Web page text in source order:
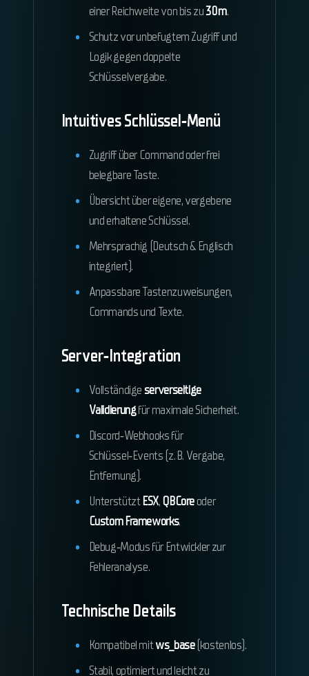
einer Reichweite von bis zu30 m.
Schutz vor unbefugtem Zugriff und
Logik gegen doppelte
Schlüsselvergabe.
Intuitives Schlüssel‑Menü
Zugriff über Command oder frei
belegbare Taste.
Übersicht über eigene, vergebene
und erhaltene Schlüssel.
Mehrsprachig (Deutsch & Englisch
integriert).
Anpassbare Tastenzuweisungen,
Commands und Texte.
Server‑Integration
Vollständigeserverseitige
Validierungfür maximale Sicherheit.
Discord‑Webhooks für
Schlüssel‑Events (z. B. Vergabe,
Entfernung).
UnterstütztESX,QBCoreoder
Custom Frameworks.
Debug‑Modus für Entwickler zur
Fehleranalyse.
Technische Details
Kompatibel mitws_base(kostenlos).
Stabil, optimiert und leicht zu